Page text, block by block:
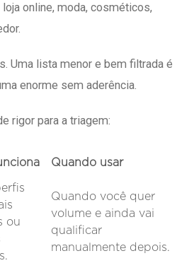
online, moda, cosméticos,
Uma lista menor e bem filtrada é
enorme sem aderência.
rigor para a triagem:
Quando usar
ou
Quando você quer
volume e ainda vai
qualificar
manualmente depois.